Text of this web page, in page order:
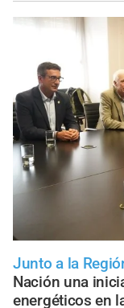
Junto a la
Nación una
energéticos en